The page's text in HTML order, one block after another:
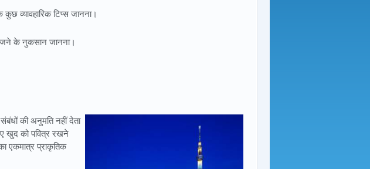
व्यावहारिक टिप्स जानना।
के नुकसान जानना।
की अनुमति नहीं देता
खुद को पवित्र रखने
एकमात्र प्राकृतिक